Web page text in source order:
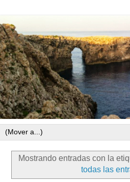
Mostrando entradas con la
todas las